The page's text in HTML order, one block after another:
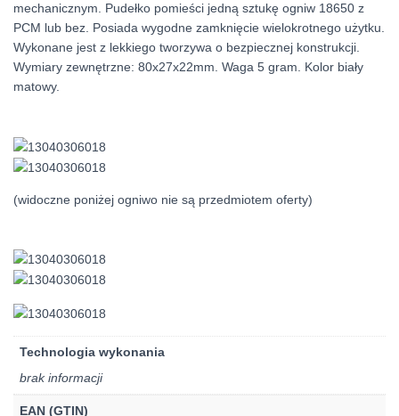
mechanicznym. Pudełko pomieści jedną sztukę ogniw 18650 z
PCM lub bez. Posiada wygodne zamknięcie wielokrotnego użytku.
Wykonane jest z lekkiego tworzywa o bezpiecznej konstrukcji.
Wymiary zewnętrzne: 80x27x22mm. Waga 5 gram. Kolor biały
matowy.
(widoczne poniżej ogniwo nie są przedmiotem oferty)
Technologia wykonania
brak informacji
EAN (GTIN)